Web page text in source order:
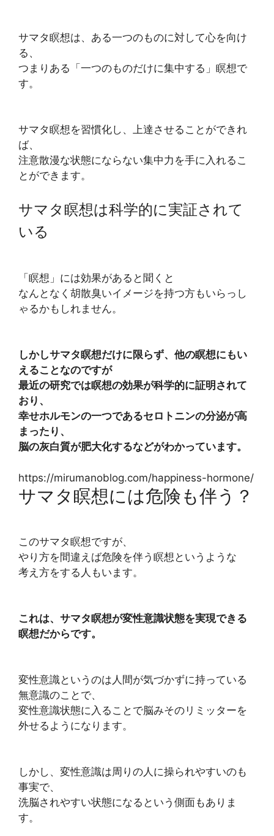
サマタ瞑想は、ある一つのものに対して心を向け
る、
つまりある「一つのものだけに集中する」瞑想で
す。
サマタ瞑想を習慣化し、上達させることができれ
ば、
注意散漫な状態にならない集中力を手に入れるこ
とができます。
サマタ瞑想は科学的に実証されて
いる
「瞑想」には効果があると聞くと
なんとなく胡散臭いイメージを持つ方もいらっし
ゃるかもしれません。
しかしサマタ瞑想だけに限らず、他の瞑想にもい
えることなのですが
最近の研究では瞑想の効果が科学的に証明されて
おり、
幸せホルモンの一つであるセロトニンの分泌が高
まったり、
脳の灰白質が肥大化するなどがわかっています。
https://mirumanoblog.com/happiness-hormone/
サマタ瞑想には危険も伴う？
このサマタ瞑想ですが、
やり方を間違えば危険を伴う瞑想というような
考え方をする人もいます。
これは、サマタ瞑想が変性意識状態を実現できる
瞑想だからです。
変性意識というのは人間が気づかずに持っている
無意識のことで、
変性意識状態に入ることで脳みそのリミッターを
外せるようになります。
しかし、変性意識は周りの人に操られやすいのも
事実で、
洗脳されやすい状態になるという側面もありま
す。